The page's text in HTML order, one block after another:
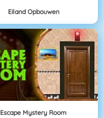
Eiland Opbouwen
Escape Mystery Room